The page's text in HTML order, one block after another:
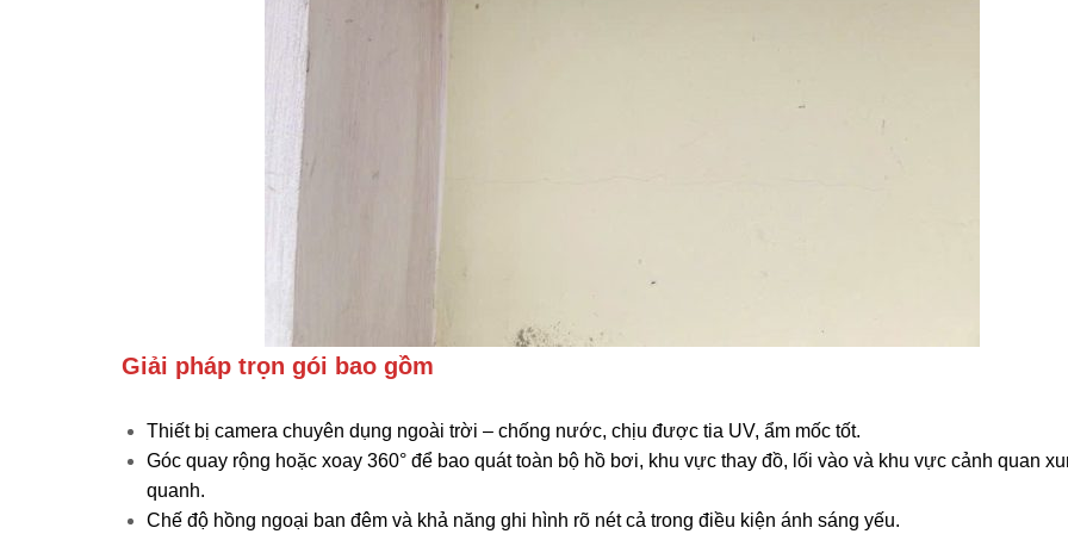
Giải pháp trọn gói bao gồm
Thiết bị camera chuyên dụng ngoài trời – chống nước, chịu được tia UV, ẩm mốc tốt.
Góc quay rộng hoặc xoay 360° để bao quát toàn bộ hồ bơi, khu vực thay đồ, lối vào và khu vực cảnh quan
quanh.
Chế độ hồng ngoại ban đêm và khả năng ghi hình rõ nét cả trong điều kiện ánh sáng yếu.